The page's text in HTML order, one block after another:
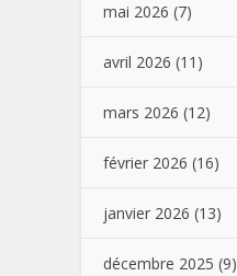
mai 2026 (7)
avril 2026 (11)
mars 2026 (12)
février 2026 (16)
janvier 2026 (13)
décembre 2025 (9)